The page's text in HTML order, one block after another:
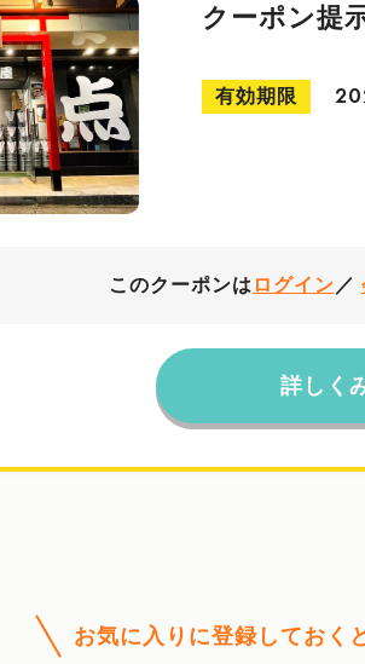
クーポン提
有効期限
このクーポンは ログイン ／
詳しく
お気に入りに登録しておく